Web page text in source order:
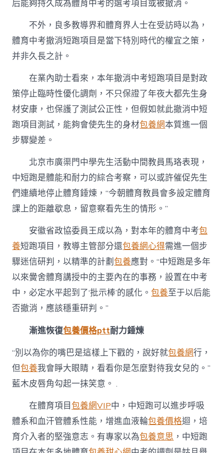
后能夠持久成為體育中考的選考項目或被撤消。
不外，良多教導界和體育界人士在受訪時以為，
體育中考撤消短跑項目是當下特別時代的權宜之策，
并非久長之計。
在業內助士看來，本年撤消中考短跑項目是對政
策停止臨時性優化調劑，不只保證了年夜大都先生身
材安康，也保護了測試公正性，但假如就此撤消中短
跑項目測試，能夠會使先生的身材包養網本質進一個
步驟變差。
北京市廣渠門中學先生活動中間教員馬珞表現，
中短跑是體能和耐力的綜合考察，可以或許催促先生
們連續地停止體育錘煉，“今朝體育教員會多設定體育
課上的距離歇息，留意察看先生的情形。”
安徽省政協委員王成以為，對本年的體育中考包
養短跑項目，教導主管部分還包養網心得需進一個步
驟迷信研判，以精準的計劃包養應對。“中短跑是多年
以來黌舍體育講授中的主要內在的事務，設置在中考
中，必定水平起到了‘批示棒’的感化。包養至于以后能
否撤消，應該穩重研判。”
漸進恢復包養價格ptt耐力錘煉
“別以為你的嘴巴是這樣上下戳的，說好就包養網行，
但包養我會睜大眼睛，看看你是怎麼對待我女兒的。”
藍木皮唇角勾起一抹笑意。 .
在體育項目包養網VIP中，中短跑可以進步呼吸
體系和血汗管體系性能，增進血液輪包養價格迴，培
育介入者的堅強意志。有專家以為包養意思 ，中短跑